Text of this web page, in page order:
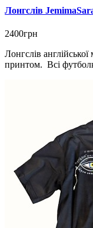
Лонгслів
2400грн
Лонгслів
принтом. Всі